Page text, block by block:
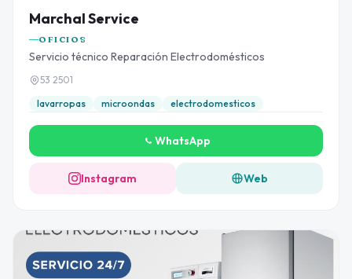
Marchal Service
OFICIOS
Servicio técnico Reparación Electrodomésticos
53 2501
lavarropas
microondas electrodomesticos
WhatsApp
Instagram Web